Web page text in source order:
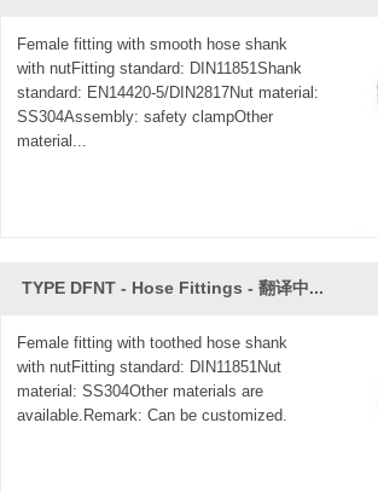
Female fitting with smooth hose shank
with nutFitting standard: DIN11851Shank
standard: EN14420-5/DIN2817Nut material:
SS304Assembly: safety clampOther
material...
TYPE DFNT - Hose Fittings - 翻译中...
Female fitting with toothed hose shank
with nutFitting standard: DIN11851Nut
material: SS304Other materials are
available.Remark: Can be customized.